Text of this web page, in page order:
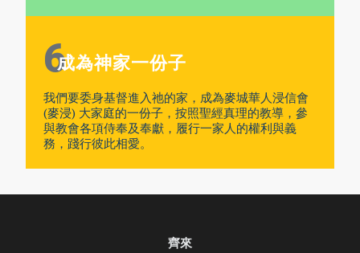
6成為神家一份子
我們要委身基督進入祂的家，成為麥城華人浸信會
(麥浸) 大家庭的一份子，按照聖經真理的教導，參
與教會各項侍奉及奉獻，履行一家人的權利與義
務，踐行彼此相愛。
齊來